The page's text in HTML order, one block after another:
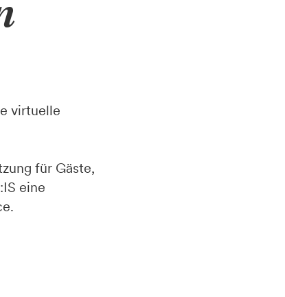
virtuelle
für Gäste,
eine